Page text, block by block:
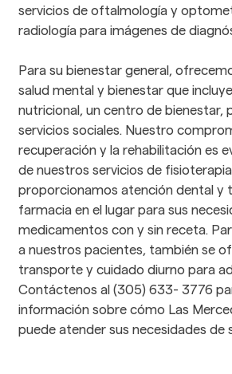
servicios de oftalmología y
radiología para imágenes de
Para su bienestar general,
salud mental y bienestar que
nutricional, un centro de bienestar,
servicios sociales. Nuestro
recuperación y la rehabilitación es
de nuestros servicios de
proporcionamos atención dental y
farmacia en el lugar para sus
medicamentos con y sin receta.
a nuestros pacientes, también se
transporte y cuidado diurno para
Contáctenos al (305) 633- 3776
información sobre cómo Las
puede atender sus necesidades de